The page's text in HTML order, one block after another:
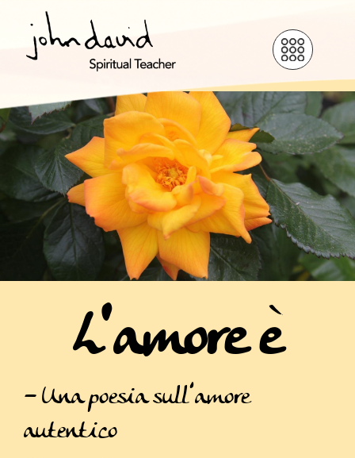
L'amore è
– A poem on Authentic Love
– Una poesia sull’amore
autentico